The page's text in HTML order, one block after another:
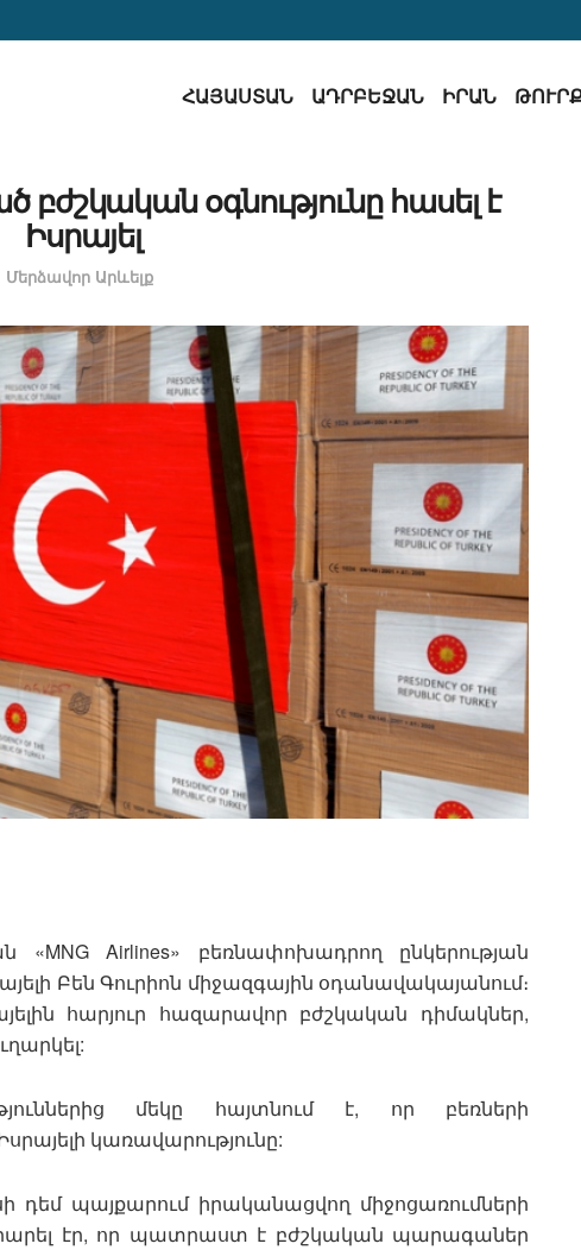
ՀԱՅԱՍՏԱՆ ԱԴՐԲԵՋԱՆ ԻՐԱՆ
բժշկական օգնությունը հասել է
Իսրայել
Մերձավոր Արևելք
«MNG Airlines» բեռնափոխադրող ընկերության
Բեն Գուրիոն միջազգային օդանավակայանում։
հարյուր հազարավոր բժշկական դիմակներ,
մեկը հայտնում է, որ բեռների
կառավարությունը:
դեմ պայքարում իրականացվող միջոցառումների
էր, որ պատրաստ է բժշկական պարագաներ